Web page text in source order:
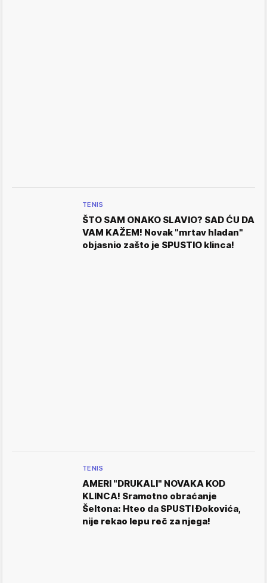
TENIS
ŠTO SAM ONAKO SLAVIO? SAD ĆU DA
VAM KAŽEM! Novak "mrtav hladan"
objasnio zašto je SPUSTIO klinca!
TENIS
AMERI "DRUKALI" NOVAKA KOD
KLINCA! Sramotno obraćanje
Šeltona: Hteo da SPUSTI Đokovića,
nije rekao lepu reč za njega!